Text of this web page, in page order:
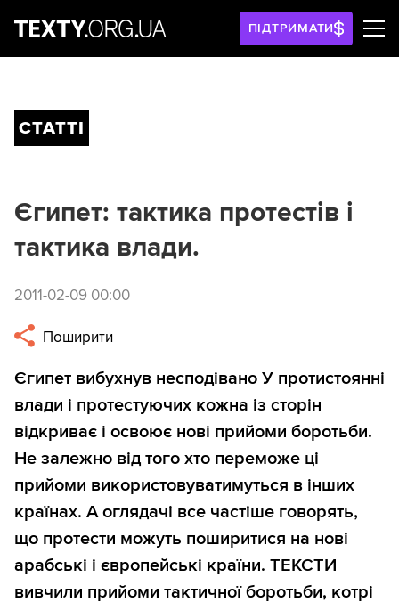
ПІДТРИМАТИ
СТАТТІ
Єгипет: тактика протестів і
тактика влади.
2011-02-09 00:00
Поширити
Єгипет вибухнув несподівано У протистоянні
влади і протестуючих кожна із сторін
відкриває і освоює нові прийоми боротьби.
Не залежно від того хто переможе ці
прийоми використовуватимуться в інших
країнах. А оглядачі все частіше говорять,
що протести можуть поширитися на нові
арабські і європейські країни. ТЕКСТИ
вивчили прийоми тактичної боротьби, котрі